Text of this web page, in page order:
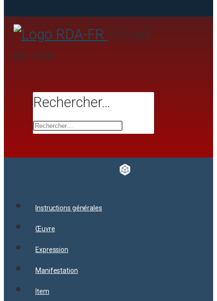
Accueil
du site
Rechercher…
Instructions générales
Œuvre
Expression
Manifestation
Item